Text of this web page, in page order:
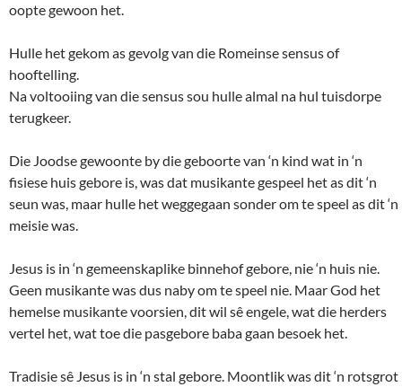
oopte gewoon het.
Hulle het gekom as gevolg van die Romeinse sensus of
hooftelling.
Na voltooiing van die sensus sou hulle almal na hul tuisdorpe
terugkeer.
Die Joodse gewoonte by die geboorte van ‘n kind wat in ‘n
fisiese huis gebore is, was dat musikante gespeel het as dit ‘n
seun was, maar hulle het weggegaan sonder om te speel as dit ‘n
meisie was.
Jesus is in ‘n gemeenskaplike binnehof gebore, nie ‘n huis nie.
Geen musikante was dus naby om te speel nie. Maar God het
hemelse musikante voorsien, dit wil sê engele, wat die herders
vertel het, wat toe die pasgebore baba gaan besoek het.
Tradisie sê Jesus is in ‘n stal gebore. Moontlik was dit ‘n rotsgrot